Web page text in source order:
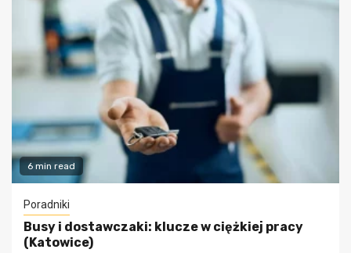
6 min read
Poradniki
Busy i dostawczaki: klucze w ciężkiej pracy
(Katowice)